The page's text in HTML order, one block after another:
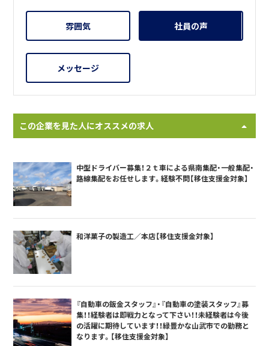
雰囲気 社員の声
メッセージ
この企業を見た人にオススメの求人
中型ドライバー募集！２ｔ車による県南集配・一般集配・
路線集配をお任せします。経験不問【移住支援金対象】
和洋菓子の製造工／本店【移住支援金対象】
『自動車の鈑金スタッフ』・『自動車の塗装スタッフ』募
集！！経験者は即戦力となって下さい！！未経験者は今後
の活躍に期待しています！！緑豊かな山武市での勤務と
なります。【移住支援金対象】